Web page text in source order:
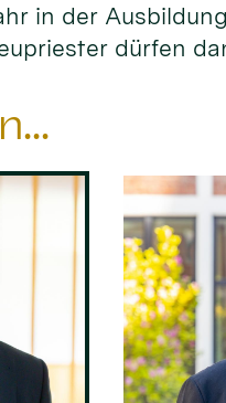
in der
dürfen